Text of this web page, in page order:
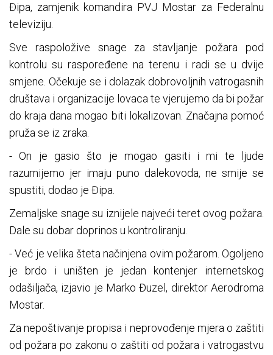
Đipa, zamjenik komandira PVJ Mostar za Federalnu
televiziju.
Sve raspoložive snage za stavljanje požara pod
kontrolu su raspoređene na terenu i radi se u dvije
smjene. Očekuje se i dolazak dobrovoljnih vatrogasnih
društava i organizacije lovaca te vjerujemo da bi požar
do kraja dana mogao biti lokalizovan. Značajna pomoć
pruža se iz zraka.
- On je gasio što je mogao gasiti i mi te ljude
razumijemo jer imaju puno dalekovoda, ne smije se
spustiti, dodao je Đipa.
Zemaljske snage su iznijele najveći teret ovog požara.
Dale su dobar doprinos u kontroliranju.
- Već je velika šteta načinjena ovim požarom. Ogoljeno
je brdo i uništen je jedan kontenjer internetskog
odašiljača, izjavio je Marko Đuzel, direktor Aerodroma
Mostar.
Za nepoštivanje propisa i neprovođenje mjera o zaštiti
od požara po zakonu o zaštiti od požara i vatrogastvu